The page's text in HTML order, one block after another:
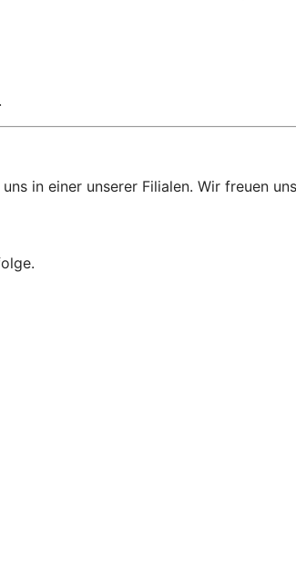
in einer unserer Filialen. Wir freuen